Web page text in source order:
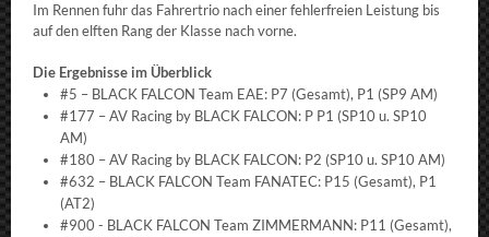
Im Rennen fuhr das Fahrertrio nach einer fehlerfreien Leistung bis
auf den elften Rang der Klasse nach vorne.
Die Ergebnisse im Überblick
#5 – BLACK FALCON Team EAE: P7 (Gesamt), P1 (SP9 AM)
#177 – AV Racing by BLACK FALCON: P P1 (SP10 u. SP10
AM)
#180 – AV Racing by BLACK FALCON: P2 (SP10 u. SP10 AM)
#632 – BLACK FALCON Team FANATEC: P15 (Gesamt), P1
(AT2)
#900 - BLACK FALCON Team ZIMMERMANN: P11 (Gesamt),